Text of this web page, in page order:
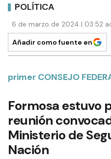
POLÍTICA
6 de marzo de 2024 | 03:52
Añadir como fuente en
primer CONSEJO
Formosa estuvo
reunión
Ministerio de
Nación